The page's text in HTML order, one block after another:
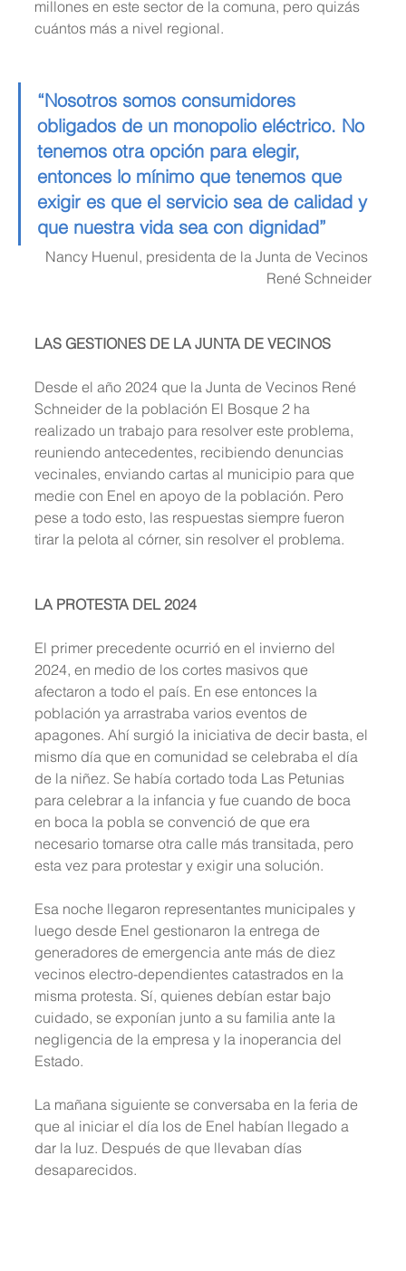
millones en este sector de la comuna, pero quizás
cuántos más a nivel regional.
“Nosotros somos consumidores
obligados de un monopolio eléctrico. No
tenemos otra opción para elegir,
entonces lo mínimo que tenemos que
exigir es que el servicio sea de calidad y
que nuestra vida sea con dignidad”
Nancy Huenul, presidenta de la Junta de Vecinos
René Schneider
LAS GESTIONES DE LA JUNTA DE VECINOS
Desde el año 2024 que la Junta de Vecinos René
Schneider de la población El Bosque 2 ha
realizado un trabajo para resolver este problema,
reuniendo antecedentes, recibiendo denuncias
vecinales, enviando cartas al municipio para que
medie con Enel en apoyo de la población. Pero
pese a todo esto, las respuestas siempre fueron
tirar la pelota al córner, sin resolver el problema.
LA PROTESTA DEL 2024
El primer precedente ocurrió en el invierno del
2024, en medio de los cortes masivos que
afectaron a todo el país. En ese entonces la
población ya arrastraba varios eventos de
apagones. Ahí surgió la iniciativa de decir basta, el
mismo día que en comunidad se celebraba el día
de la niñez. Se había cortado toda Las Petunias
para celebrar a la infancia y fue cuando de boca
en boca la pobla se convenció de que era
necesario tomarse otra calle más transitada, pero
esta vez para protestar y exigir una solución.
Esa noche llegaron representantes municipales y
luego desde Enel gestionaron la entrega de
generadores de emergencia ante más de diez
vecinos electro-dependientes catastrados en la
misma protesta. Sí, quienes debían estar bajo
cuidado, se exponían junto a su familia ante la
negligencia de la empresa y la inoperancia del
Estado.
La mañana siguiente se conversaba en la feria de
que al iniciar el día los de Enel habían llegado a
dar la luz. Después de que llevaban días
desaparecidos.